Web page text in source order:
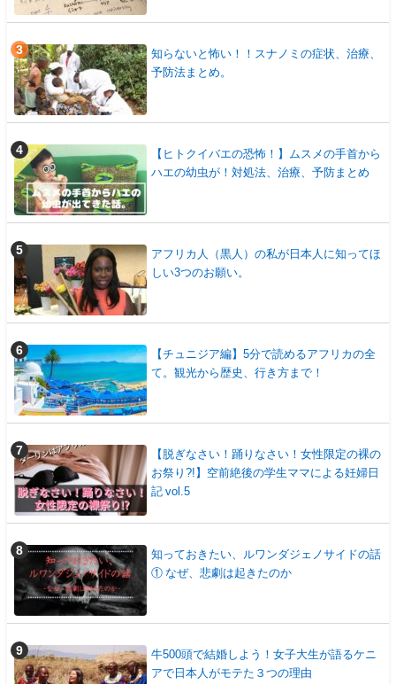
知らないと怖い！！スナノミの症状、治療、
予防法まとめ。
【ヒトクイバエの恐怖！】ムスメの手首から
ハエの幼虫が！対処法、治療、予防まとめ
アフリカ人（黒人）の私が日本人に知ってほ
しい3つのお願い。
【チュニジア編】5分で読めるアフリカの全
て。観光から歴史、行き方まで！
【脱ぎなさい！踊りなさい！女性限定の裸の
お祭り?!】空前絶後の学生ママによる妊婦日
記 vol.5
知っておきたい、ルワンダジェノサイドの話
① なぜ、悲劇は起きたのか
牛500頭で結婚しよう！女子大生が語るケニ
アで日本人がモテた３つの理由